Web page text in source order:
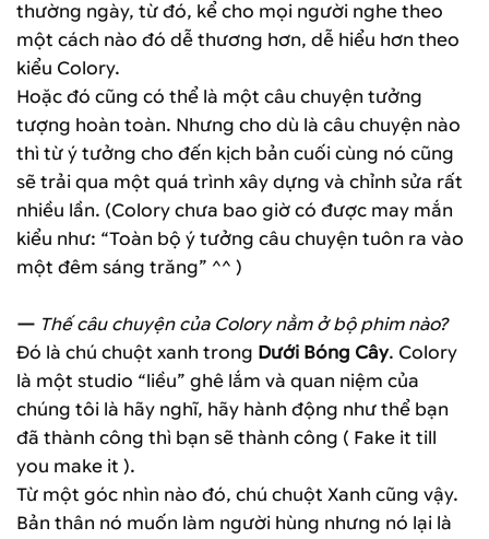
thường ngày, từ đó, kể cho mọi người nghe theo
một cách nào đó dễ thương hơn, dễ hiểu hơn theo
kiểu Colory.
Hoặc đó cũng có thể là một câu chuyện tưởng
tượng hoàn toàn. Nhưng cho dù là câu chuyện nào
thì từ ý tưởng cho đến kịch bản cuối cùng nó cũng
sẽ trải qua một quá trình xây dựng và chỉnh sửa rất
nhiều lần. (Colory chưa bao giờ có được may mắn
kiểu như: “Toàn bộ ý tưởng câu chuyện tuôn ra vào
một đêm sáng trăng” ^^ )
— Thế câu chuyện của Colory nằm ở bộ phim nào?
Đó là chú chuột xanh trong Dưới Bóng Cây. Colory
là một studio “liều” ghê lắm và quan niệm của
chúng tôi là hãy nghĩ, hãy hành động như thể bạn
đã thành công thì bạn sẽ thành công ( Fake it till
you make it ).
Từ một góc nhìn nào đó, chú chuột Xanh cũng vậy.
Bản thân nó muốn làm người hùng nhưng nó lại là